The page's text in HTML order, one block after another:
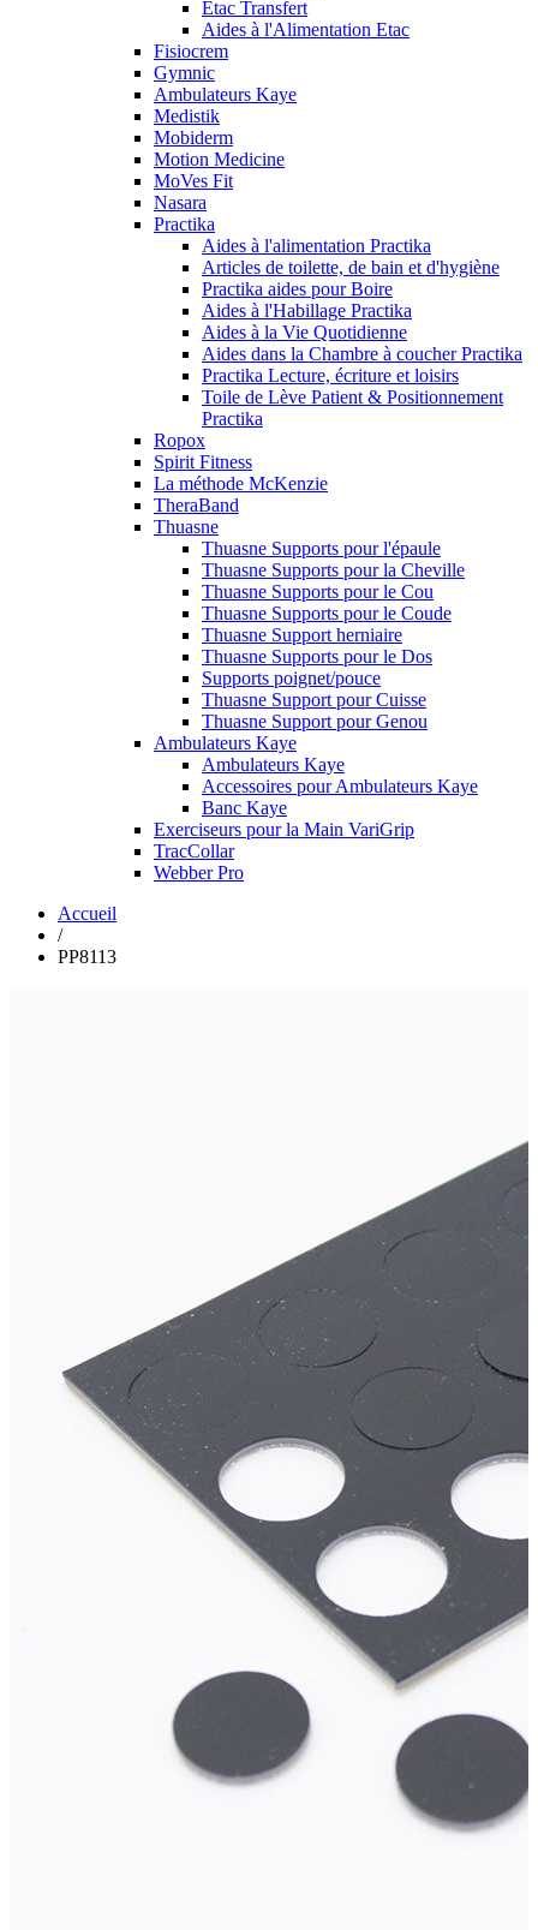
Etac Transfert
Aides à l'Alimentation Etac
Fisiocrem
Gymnic
Ambulateurs Kaye
Medistik
Mobiderm
Motion Medicine
MoVes Fit
Nasara
Practika
Aides à l'alimentation Practika
Articles de toilette, de bain et d'hygiène
Practika aides pour Boire
Aides à l'Habillage Practika
Aides à la Vie Quotidienne
Aides dans la Chambre à coucher Practika
Practika Lecture, écriture et loisirs
Toile de Lève Patient & Positionnement
Practika
Ropox
Spirit Fitness
La méthode McKenzie
TheraBand
Thuasne
Thuasne Supports pour l'épaule
Thuasne Supports pour la Cheville
Thuasne Supports pour le Cou
Thuasne Supports pour le Coude
Thuasne Support herniaire
Thuasne Supports pour le Dos
Supports poignet/pouce
Thuasne Support pour Cuisse
Thuasne Support pour Genou
Ambulateurs Kaye
Ambulateurs Kaye
Accessoires pour Ambulateurs Kaye
Banc Kaye
Exerciseurs pour la Main VariGrip
TracCollar
Webber Pro
Accueil
/
PP8113